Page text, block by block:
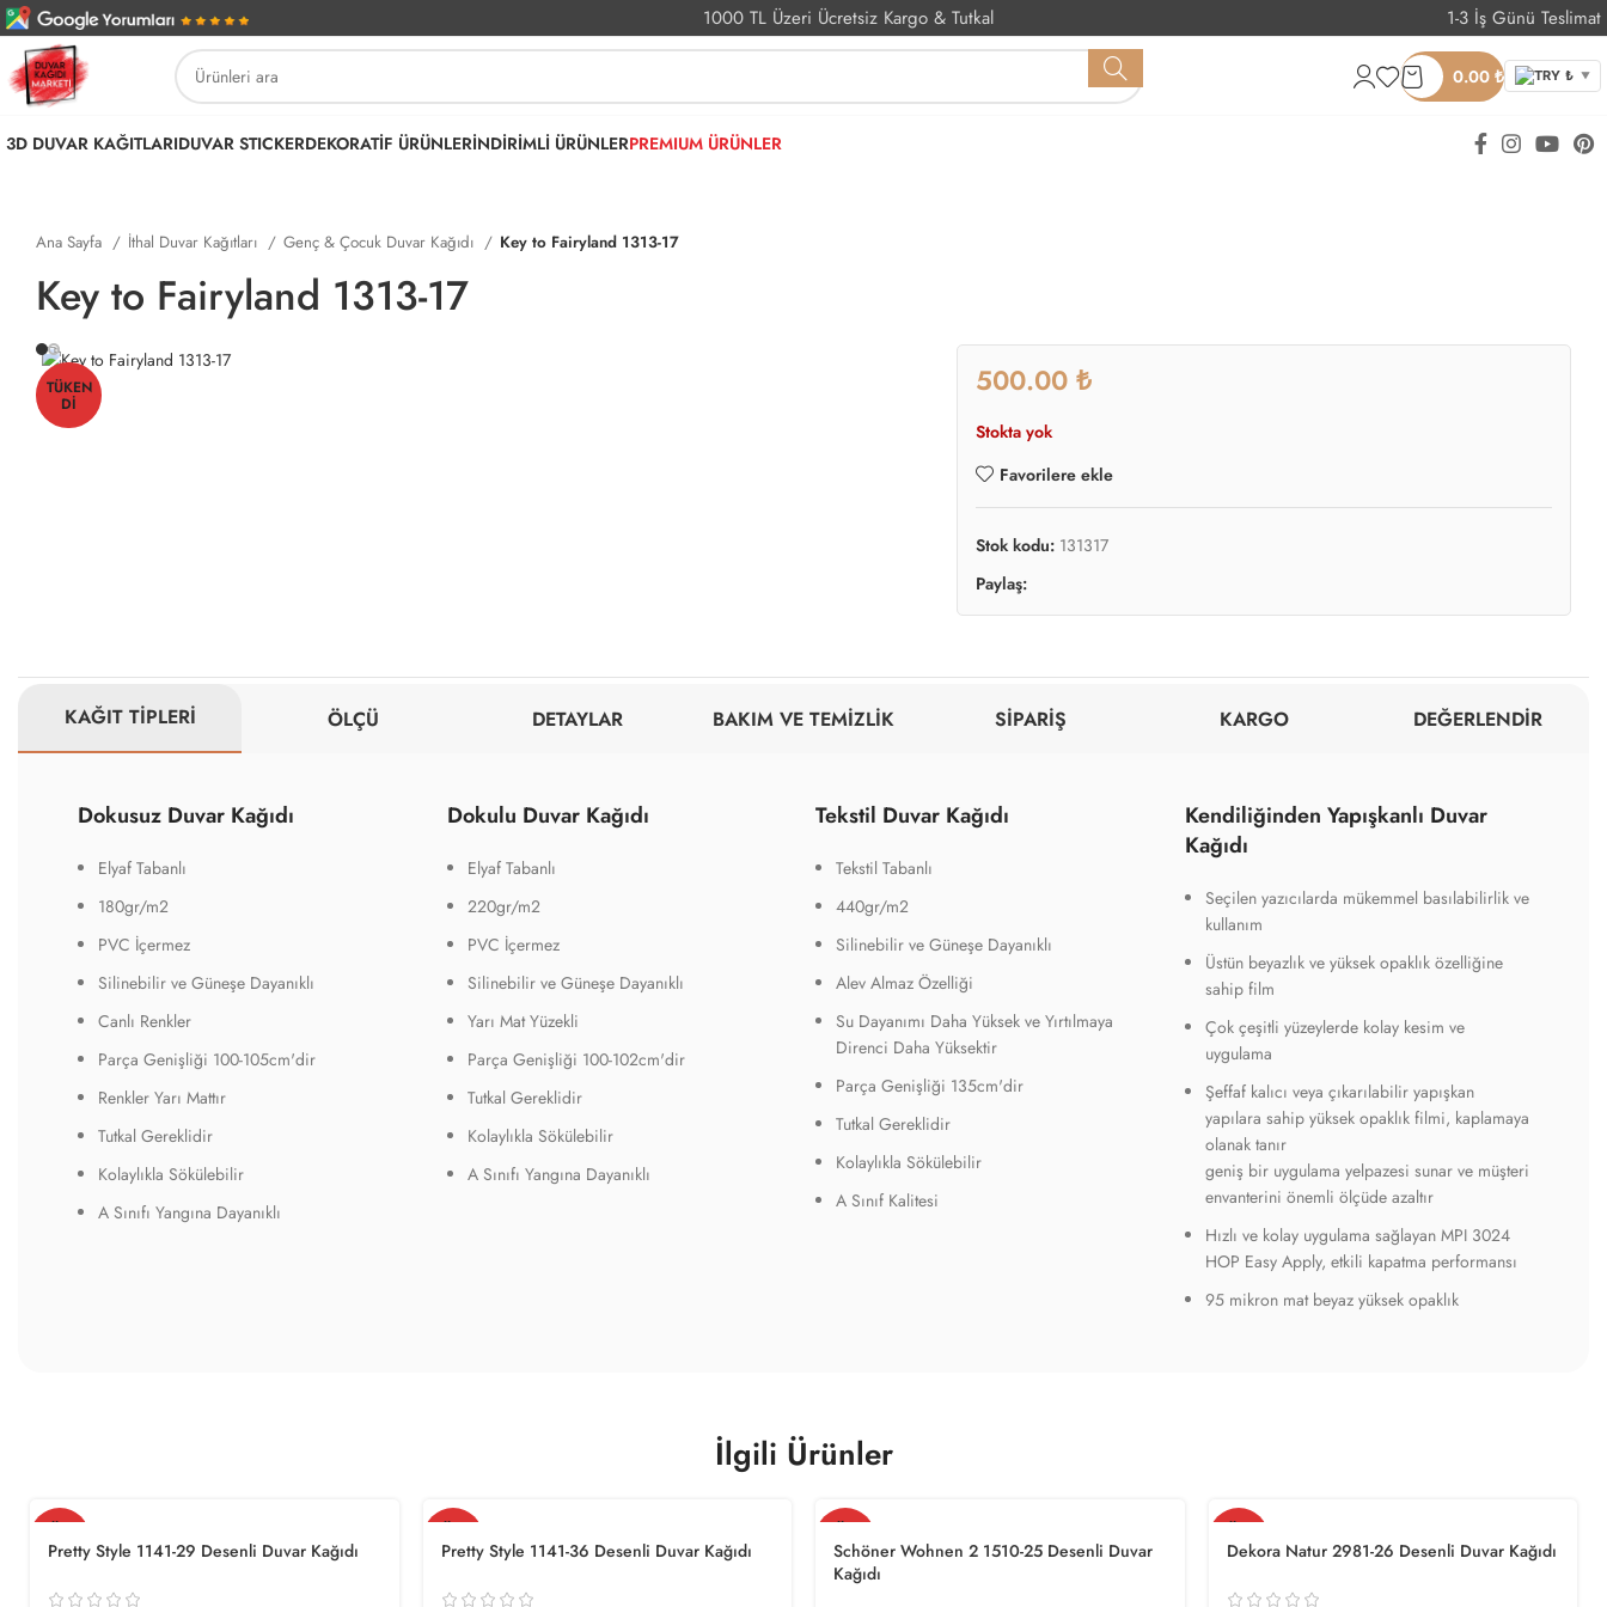
1000 TL Üzeri Ücretsiz Kargo & Tutkal 1-3 İş Günü Teslimat
0.00 ₺ TRY ₺ ▼
3D DUVAR KAĞITLARIDUVAR STICKERDEKORATİF ÜRÜNLERİNDİRİMLİ ÜRÜNLERPREMIUM ÜRÜNLER
Ana Sayfa İthal Duvar Kağıtları Genç & Çocuk Duvar Kağıdı Key to Fairyland 1313-17
Key to Fairyland 1313-17
TÜKEN
DI
₺
Stokta yok
Favorilere ekle
Stok kodu: 131317
Paylaş:
KAĞIT TİPLERİ ÖLÇÜ DETAYLAR BAKIM VE TEMİZLİK SİPARİŞ KARGO DEĞERLENDİR
Dokusuz Duvar Kağıdı
Elyaf Tabanlı
180gr/m2
PVC İçermez
Silinebilir ve Güneşe Dayanıklı
Canlı Renkler
Parça Genişliği 100-105cm'dir
Renkler Yarı Mattır
Tutkal Gereklidir
Kolaylıkla Sökülebilir
A Sınıfı Yangına Dayanıklı
Dokulu Duvar Kağıdı
Elyaf Tabanlı
220gr/m2
PVC İçermez
Silinebilir ve Güneşe Dayanıklı
Yarı Mat Yüzekli
Parça Genişliği 100-102cm'dir
Tutkal Gereklidir
Kolaylıkla Sökülebilir
A Sınıfı Yangına Dayanıklı
Tekstil Duvar Kağıdı
Tekstil Tabanlı
440gr/m2
Silinebilir ve Güneşe Dayanıklı
Alev Almaz Özelliği
Su Dayanımı Daha Yüksek ve Yırtılmaya
Direnci Daha Yüksektir
Parça Genişliği 135cm'dir
Tutkal Gereklidir
Kolaylıkla Sökülebilir
A Sınıf Kalitesi
Kendiliğinden Yapışkanlı Duvar
Kağıdı
Seçilen yazıcılarda mükemmel basılabilirlik ve
kullanım
Üstün beyazlık ve yüksek opaklık özelliğine
sahip film
Çok çeşitli yüzeylerde kolay kesim ve
uygulama
Şeffaf kalıcı veya çıkarılabilir yapışkan
yapılara sahip yüksek opaklık filmi, kaplamaya
olanak tanır
geniş bir uygulama yelpazesi sunar ve müşteri
envanterini önemli ölçüde azaltır
Hızlı ve kolay uygulama sağlayan MPI 3024
HOP Easy Apply, etkili kapatma performansı
95 mikron mat beyaz yüksek opaklık
İlgili Ürünler
TÜKE
NDI
Pretty Style 1141-29 Desenli Duvar Kağıdı
TÜKE
NDI
Pretty Style 1141-36 Desenli Duvar Kağıdı
TÜKE
NDI
Schöner Wohnen 2 1510-25 Desenli Duvar
Kağıdı
TÜKE
NDI
Dekora Natur 2981-26 Desenli Duvar Kağıdı